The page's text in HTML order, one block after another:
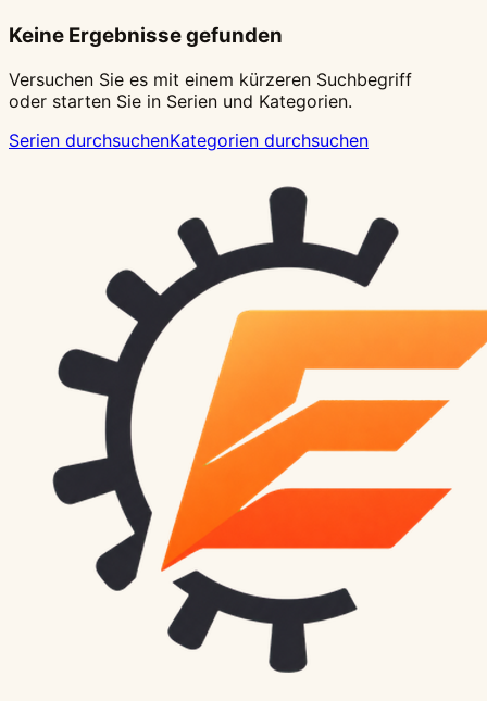
Keine Ergebnisse gefunden
Versuchen Sie es mit einem kürzeren Suchbegriff
oder starten Sie in Serien und Kategorien.
Serien durchsuchenKategorien durchsuchen